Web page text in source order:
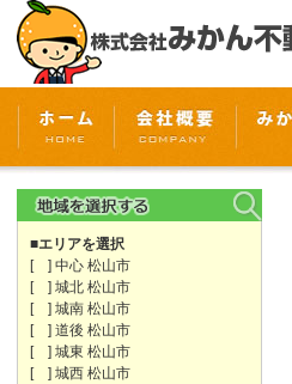
■エリアを選択
[ ] 中心 松山市
[ ] 城北 松山市
[ ] 城南 松山市
[ ] 道後 松山市
[ ] 城東 松山市
[ ] 城西 松山市